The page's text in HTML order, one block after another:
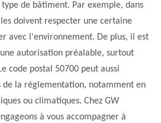
de bâtiment. Par exemple, dans
doivent respecter une certaine
avec l'environnement. De plus, il est
autorisation préalable, surtout
code postal 50700 peut aussi
de la réglementation, notamment en
ou climatiques. Chez GW
à vous accompagner à